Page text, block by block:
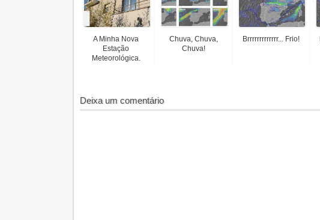
A Minha Nova
Estação
Meteorológica.
Chuva, Chuva,
Chuva!
Brrrrrrrrrrrrr... Frio!
Deixa um comentário